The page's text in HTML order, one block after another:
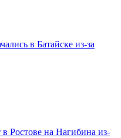
в Батайске из-за
Ростове на Нагибина из-